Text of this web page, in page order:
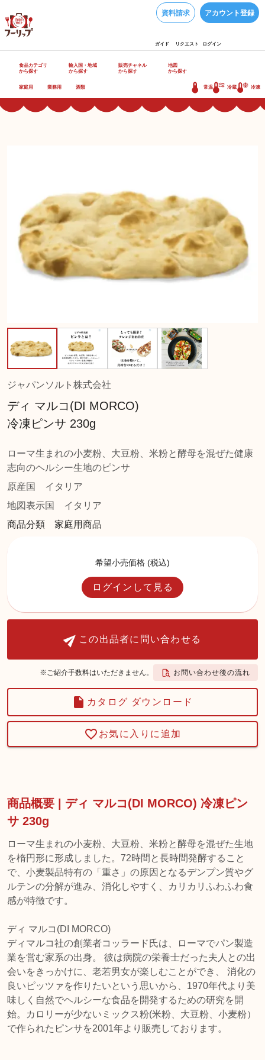
資料請求 アカウント登録
ガイド リクエスト ログイン
食品カテゴリ
から探す
輸入国・地域
から探す
販売チャネル
から探す
地図
から探す
家庭用 業務用 酒類 常温 冷蔵 冷凍
ジャパンソルト株式会社
ディ マルコ(DI MORCO)
冷凍ピンサ 230g
ローマ生まれの小麦粉、大豆粉、米粉と酵母を混ぜた健康
志向のヘルシー生地のピンサ
原産国
イタリア
地図表示国
イタリア
商品分類 家庭用商品
希望小売価格 (税込)
ログインして見る
この出品者に問い合わせる
※ご紹介手数料はいただきません。 お問い合わせ後の流れ
カタログ ダウンロード
お気に入りに追加
商品概要 | ディ マルコ(DI MORCO) 冷凍ピン
サ 230g
ローマ生まれの小麦粉、大豆粉、米粉と酵母を混ぜた生地
を楕円形に形成しました。72時間と長時間発酵すること
で、小麦製品特有の「重さ」の原因となるデンプン質やグ
ルテンの分解が進み、消化しやすく、カリカリふわふわ食
感が特徴です。
ディ マルコ(DI MORCO)
ディマルコ社の創業者コッラード氏は、ローマでパン製造
業を営む家系の出身。 彼は病院の栄養士だった夫人との出
会いをきっかけに、老若男女が楽しむことができ、 消化の
良いピッツァを作りたいという思いから、1970年代より美
味しく自然でヘルシーな食品を開発するための研究を開
始。カロリーが少ないミックス粉(米粉、大豆粉、小麦粉）
で作られたピンサを2001年より販売しております。